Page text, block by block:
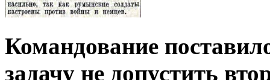
Командование
задачу не допустить